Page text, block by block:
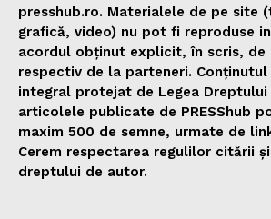
presshub.ro. Materialele de pe site
grafică, video) nu pot fi reproduse
acordul obținut explicit, în scris, de
respectiv de la parteneri.
integral protejat de Legea Dreptului
articolele publicate de PRESShub
maxim 500 de semne, urmate de
Cerem respectarea regulilor citării
dreptului de autor.